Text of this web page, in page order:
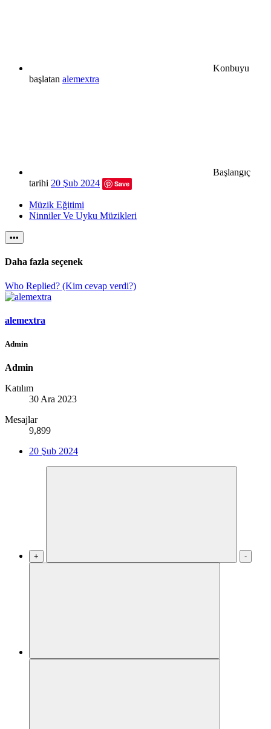
Konbuyu
başlatan alemextra
Başlangıç
tarihi 20 Şub 2024 Save
Müzik Eğitimi
Ninniler Ve Uyku Müzikleri
•••
Daha fazla seçenek
Who Replied? (Kim cevap verdi?)
alemextra
Admin
Admin
Katılım
30 Ara 2023
Mesajlar
9,899
20 Şub 2024
+ -